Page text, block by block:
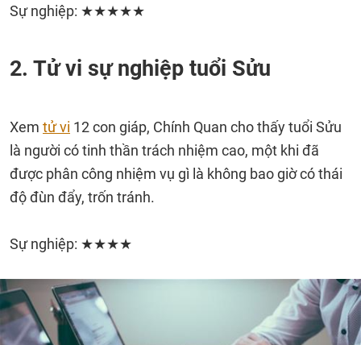
Sự nghiệp: ★★★★★
2. Tử vi sự nghiệp tuổi Sửu
Xem tử vi 12 con giáp, Chính Quan cho thấy tuổi Sửu
là người có tinh thần trách nhiệm cao, một khi đã
được phân công nhiệm vụ gì là không bao giờ có thái
độ đùn đẩy, trốn tránh.
Sự nghiệp: ★★★★